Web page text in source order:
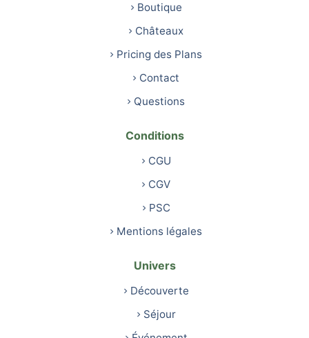
Boutique
Châteaux
Pricing des Plans
Contact
Questions
Conditions
CGU
CGV
PSC
Mentions légales
Univers
Découverte
Séjour